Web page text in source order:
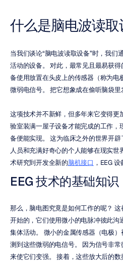
什么是脑电波读取
当我们谈论“脑电波读取设备”时，我们
活动的设备。 对此，最常见且最易获
备使用放置在头皮上的传感器（称为电
微弱电信号。 把它想象成在偷听脑袋里
这项技术并不新鲜，但多年来它变得更
验室装满一屋子设备才能完成的工作，
备便能实现。 这为临床之外的世界开
人员和充满好奇心的个人能够在现实
术研究到开发全新的脑机接口 ，EEG
EEG 技术的基础知识
那么，脑电图究竟是如何工作的呢？ 这
开始的，它们使用微小的电脉冲彼此沟
集体活动。 微小的金属传感器（电极
测到这些微弱的电信号。 因为信号非
来使它们变强。 接着，这些放大后的